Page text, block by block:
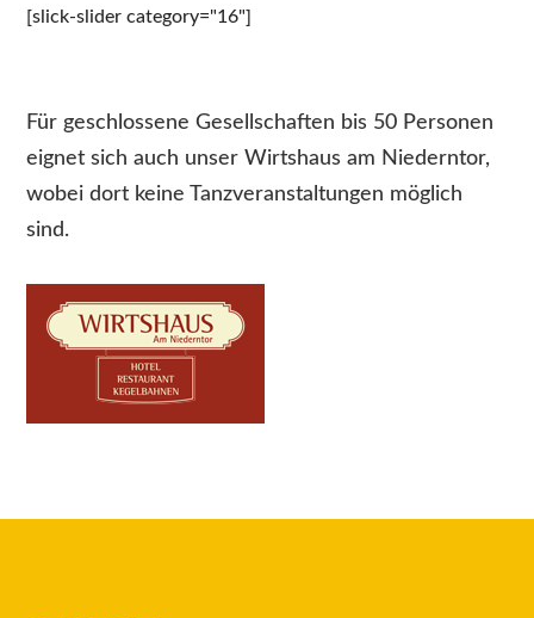
[slick-slider category="16"]
Für geschlossene Gesellschaften bis 50 Personen
eignet sich auch unser Wirtshaus am Niederntor,
wobei dort keine Tanzveranstaltungen möglich
sind.